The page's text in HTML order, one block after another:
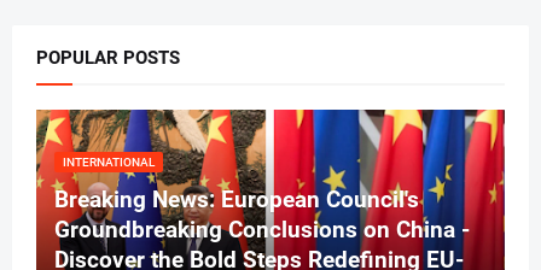
POPULAR POSTS
INTERNATIONAL
Breaking News: European Council's
Groundbreaking Conclusions on China -
Discover the Bold Steps Redefining EU-